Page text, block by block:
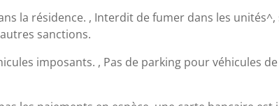
la résidence. , Interdit de fumer dans les unités^,
sanctions.
imposants. , Pas de parking pour véhicules de